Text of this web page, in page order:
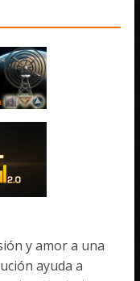
y amor a una
ayuda a